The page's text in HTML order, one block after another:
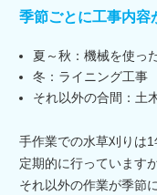
季節ごとに工事内容
夏～秋：機械を使っ
冬：ライニング工事
それ以外の合間：土
手作業での水草刈りは
定期的に行っていますが
それ以外の作業が季節